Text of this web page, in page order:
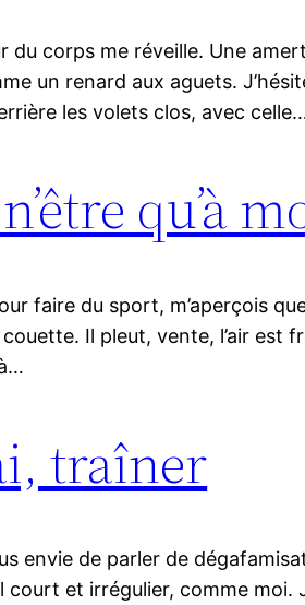
du corps me réveille. Une
un renard aux aguets.
les volets clos, avec
qu’à
faire du sport, m’aperçois
Il pleut, vente, l’air est
traîner
envie de parler de
et irrégulier, comme moi.